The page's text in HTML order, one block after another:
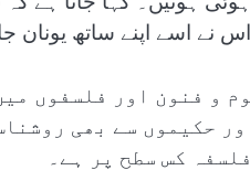
اسے اپنے ساتھ یونان
و فنون اور فلسفوں
حکیموں سے بھی
کس سطح پر ہے۔